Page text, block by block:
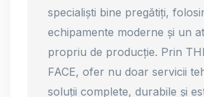
specialiști bine pregătiți,
echipamente moderne și un
propriu de producție. Prin
FACE, ofer nu doar servicii
soluții complete, durabile și